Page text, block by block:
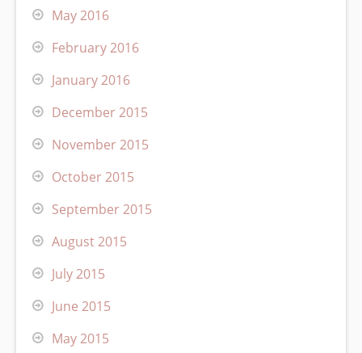
May 2016
February 2016
January 2016
December 2015
November 2015
October 2015
September 2015
August 2015
July 2015
June 2015
May 2015